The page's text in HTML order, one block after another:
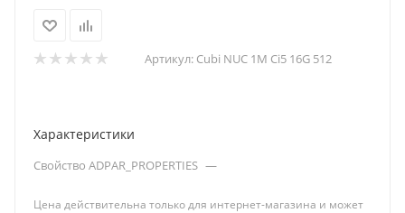
Артикул: Cubi NUC 1M Ci5 16G 512
Характеристики
Свойство ADPAR_PROPERTIES —
Цена действительна только для интернет-магазина и может